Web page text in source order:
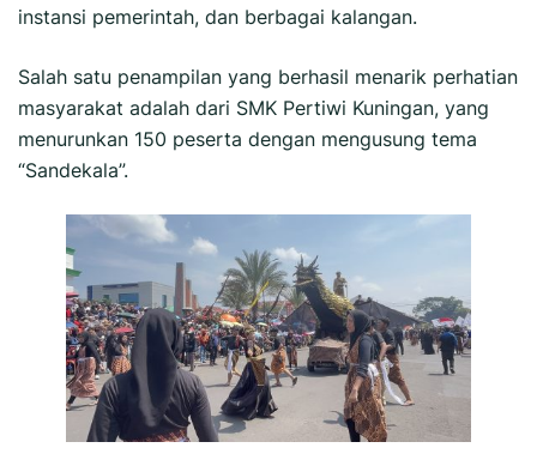
instansi pemerintah, dan berbagai kalangan.
Salah satu penampilan yang berhasil menarik perhatian
masyarakat adalah dari SMK Pertiwi Kuningan, yang
menurunkan 150 peserta dengan mengusung tema
“Sandekala”.